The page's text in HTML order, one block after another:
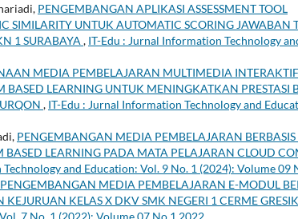
PENGEMBANGAN APLIKASI ASSESSMENT TOOL
SIMILARITY UNTUK AUTOMATIC SCORING JAWABAN
1 SURABAYA , IT-Edu : Jurnal Information Technology
MEDIA PEMBELAJARAN MULTIMEDIA INTERAKTIF
LEARNING UNTUK MENINGKATKAN PRESTASI
, IT-Edu : Jurnal Information Technology and
PENGEMBANGAN MEDIA PEMBELAJARAN BERBASIS
LEARNING PADA MATA PELAJARAN CLOUD
and Education: Vol. 9 No. 1 (2024): Volume 09
PENGEMBANGAN MEDIA PEMBELAJARAN E-MODUL
KELAS X DKV SMK NEGERI 1 CERME GRESIK
7 No. 1 (2022): Volume 07 No 1 2022